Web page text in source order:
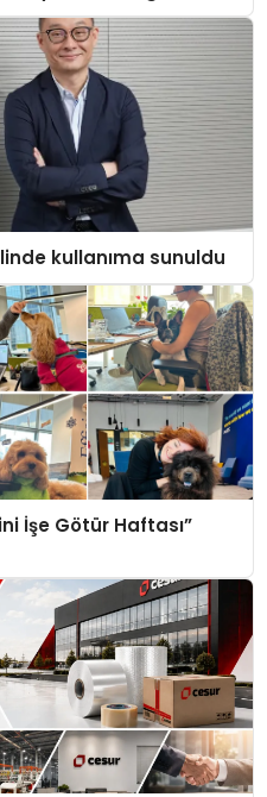
kullanıma sunuldu
İşe Götür Haftası”